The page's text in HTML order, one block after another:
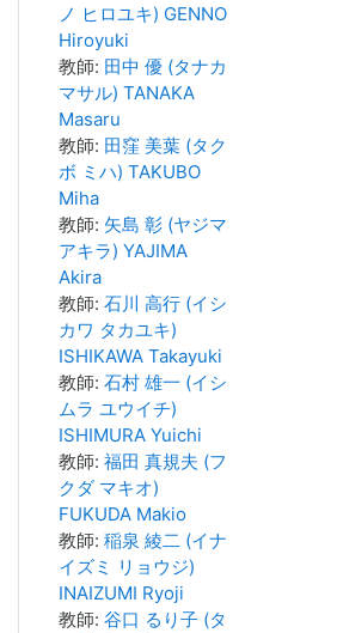
ノ ヒロユキ) GENNO
Hiroyuki
教師: 田中 優 (タナカ
マサル) TANAKA
Masaru
教師: 田窪 美葉 (タク
ボ ミハ) TAKUBO
Miha
教師: 矢島 彰 (ヤジマ
アキラ) YAJIMA
Akira
教師: 石川 高行 (イシ
カワ タカユキ)
ISHIKAWA Takayuki
教師: 石村 雄一 (イシ
ムラ ユウイチ)
ISHIMURA Yuichi
教師: 福田 真規夫 (フ
クダ マキオ)
FUKUDA Makio
教師: 稲泉 綾二 (イナ
イズミ リョウジ)
INAIZUMI Ryoji
教師: 谷口 るり子 (タ